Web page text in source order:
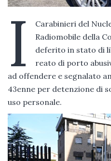
I
Carabinieri del
Radiomobile della
deferito in stato di
reato di porto
ad offendere e segnalato
43enne per detenzione di
uso personale.